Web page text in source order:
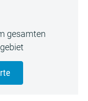
gesamten